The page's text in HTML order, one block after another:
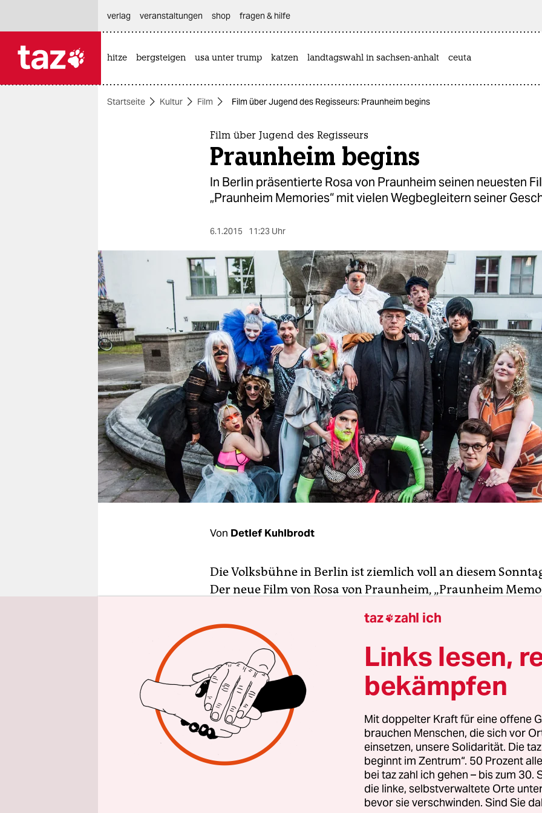
themen
nord
wahrheit
verlag
verlag
veranstaltungen
shop
fragen & hilfe
unterstützen
abo
verlag
veranstaltungen shop fragen & hilfe
hitze bergsteigen usa unter trump katzen landtagswahl in sachsen-anhalt ceuta
Startseite Kultur Film Film über Jugend des Regisseurs: Praunheim begins
Film über Jugend des Regisseurs
Praunheim begins
In Berlin präsentierte Rosa von Praunheim seinen neuesten
„Praunheim Memories“ mit vielen Wegbegleitern seiner
6.1.2015 11:23 Uhr
Von Detlef Kuhlbrodt
Die Volksbühne in Berlin ist ziemlich voll an diesem
Der neue Film von Rosa von Praunheim, „Praunheim
er 2012 unter dem Titel „Rosas Welt“ 70 Filme gedreht hat,
Wikipedia heißt, kann ich mir nicht recht vorstellen.
produktiv ist der berühmte schwule Filmemacher auf
unterrichtete ja zudem bis 2006 an der Filmhochschule in
In seinem silbern glitzernden Jackett wirkt er ein bisschen
Zirkusdirektor und begrüßt alle Leute. Die meisten sind
ein paar jüngere sind auch dabei. Und mittendrin
Films, Weggefährten wie Elfie Mikesch oder eine Frau, die
Hut herumgeht, in dem Zettel mit kurzen Texten von Rosa
Man soll einen Zettel ziehen und ihn dann laut vorlesen:
taz zahl ich
Links lesen,
bekämpfen
Mit doppelter Kraft für eine offene
brauchen Menschen, die sich vor
einsetzen, unsere Solidarität. Die
beginnt im Zentrum“. 50 Prozent
bei taz zahl ich gehen – bis zum
die linke, selbstverwaltete Orte
bevor sie verschwinden. Sind Sie